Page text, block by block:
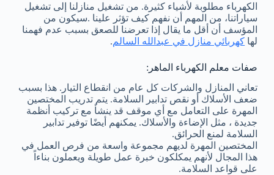
الكهرباء مطلوبة لأشياء كثيرة. من تشغيل منازلنا إلى تشغيل
سياراتنا، من المهم أن نفهم كيف تؤثر علينا .سيكون من
المؤسف أن أقل ما يقال إذا تعرضنا للصعق بسبب عدم فهمنا
لها كهربائي منازل في عبدالله السالم.
صفات معلم الكهرباء الماهر:
تعاني المنازل والشركات كل عام من انقطاع التيار. هذا بسبب
ضعف الأسلاك أو نقص تدابير السلامة. يتم تدريب المختصين
المهرة على التعامل مع أي موقف قد ينشأ مع تركيب أنظمة
جديدة ، مثل الإضاءة والأسلاك. يمكنهم أيضًا توفير تدابير
السلامة لمنع الحرائق.
المختصين المهرة لديهم مجموعة واسعة من فرص العمل في
هذا المجال لأنهم يمكلكون خبرة عمل طويلة ويعملون بناءاً
على قواعد السلامة.